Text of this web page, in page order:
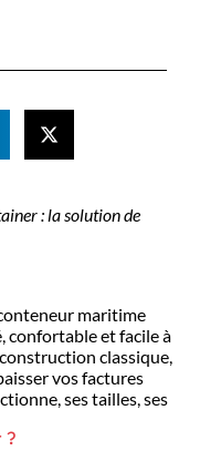
: la solution de
maritime
confortable et facile à
classique,
vos factures
ses tailles, ses
?